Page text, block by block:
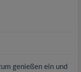
genießen ein und